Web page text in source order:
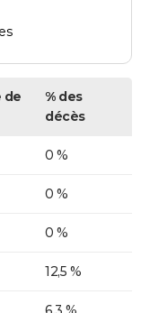
de
% des
décès
0 %
0 %
0 %
12,5 %